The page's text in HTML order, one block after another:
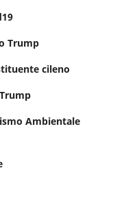
Trump
cileno
Ambientale